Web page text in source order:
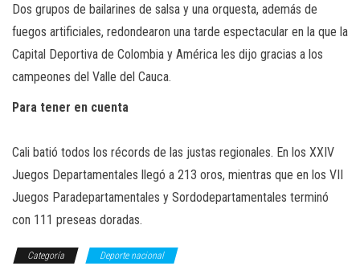
Dos grupos de bailarines de salsa y una orquesta, además de
fuegos artificiales, redondearon una tarde espectacular en la que la
Capital Deportiva de Colombia y América les dijo gracias a los
campeones del Valle del Cauca.
Para tener en cuenta
Cali batió todos los récords de las justas regionales. En los XXIV
Juegos Departamentales llegó a 213 oros, mientras que en los VII
Juegos Paradepartamentales y Sordodepartamentales terminó
con 111 preseas doradas.
Categoría Deporte nacional